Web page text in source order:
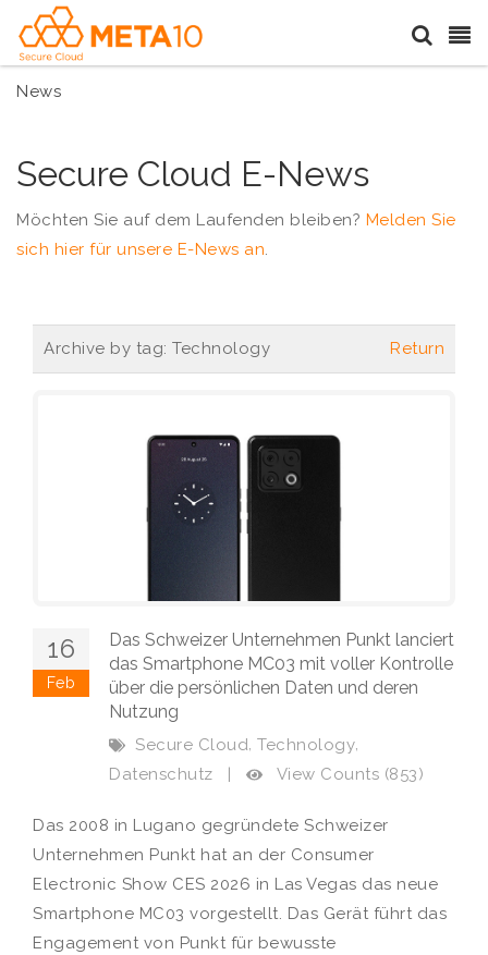
News
Secure Cloud E-News
Möchten Sie auf dem Laufenden bleiben? Melden Sie
sich hier für unsere E-News an.
Archive by tag: Technology Return
16
Feb
Das Schweizer Unternehmen Punkt lanciert
das Smartphone MC03 mit voller Kontrolle
über die persönlichen Daten und deren
Nutzung
Secure Cloud, Technology,
Datenschutz
View Counts (853)
Das 2008 in Lugano gegründete Schweizer
Unternehmen Punkt hat an der Consumer
Electronic Show CES 2026 in Las Vegas das neue
Smartphone MC03 vorgestellt. Das Gerät führt das
Engagement von Punkt für bewusste